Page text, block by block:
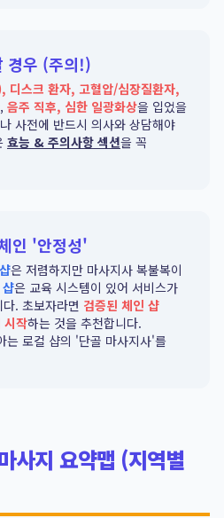
경우 (주의!)
디스크 환자, 고혈압/심장질환자,
음주 직후, 심한 일광화상을 입었을
사전에 반드시 의사와 상담해야
효능 & 주의사항 섹션을 꼭
인 '안정성'
은 저렴하지만 마사지사 복불복이
은 교육 시스템이 있어 서비스가
. 초보자라면 검증된 체인 샵
시작하는 것을 추천합니다.
는 로컬 샵의 '단골 마사지사'를
지 요약맵 (지역별